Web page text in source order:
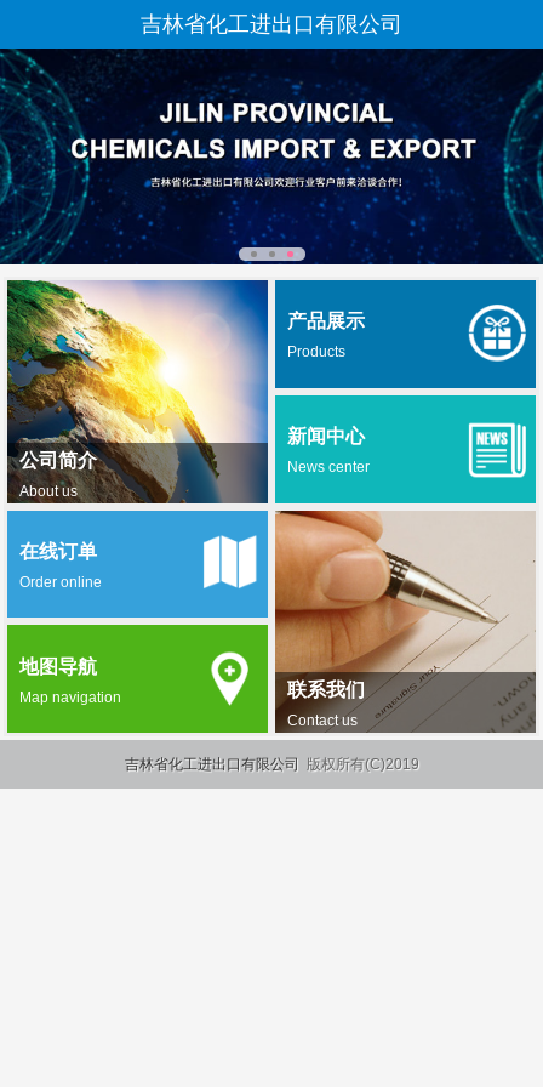
吉林省化工进出口有限公司
公司简介
About us
产品展示
Products
新闻中心
News center
联系我们
Contact us
在线订单
Order online
地图导航
Map navigation
吉林省化工进出口有限公司 版权所有(C)2019